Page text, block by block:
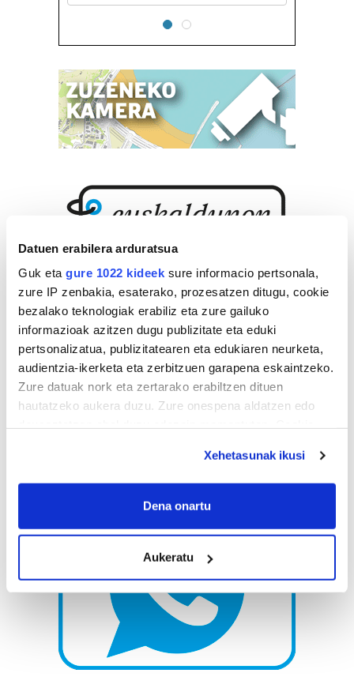
Datuen erabilera arduratsua
Guk eta gure 1022 kideek sure informacio pertsonala,
zure IP zenbakia, esaterako, prozesatzen ditugu, cookie
bezalako teknologiak erabiliz eta zure gailuko
informazioak azitzen dugu publizitate eta eduki
pertsonalizatua, publizitatearen eta edukiaren neurketa,
audientzia-ikerketa eta zerbitzuen garapena eskaintzeko.
Zure datuak nork eta zertarako erabiltzen dituen
hautatzeko aukera duzu. Zure onespena aldatzen edo
If you allow, we would also like to:
Collect information about your geographical
Identify your device by actively scanning it for
specific characteristics (fingerprinting)
Find out more about how your personal data is processed
and set your preferences in the
details section
Guk eta gure bazkideek zure datu pertsonalak
Xehetasunak ikusi
Dena onartu
Aukeratu